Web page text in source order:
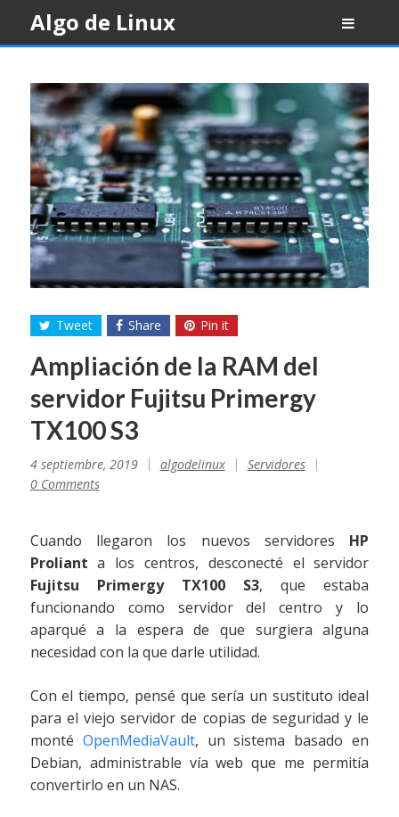
content
Algo de Linux
Tweet Share Pin it
Ampliación de la RAM del
servidor Fujitsu Primergy
TX100 S3
4 septiembre, 2019 algodelinux
Servidores
0 Comments
Cuando llegaron los nuevos servidores HP
Proliant a los centros, desconecté el servidor
Fujitsu Primergy TX100 S3, que estaba
funcionando como servidor del centro y lo
aparqué a la espera de que surgiera alguna
necesidad con la que darle utilidad.
Con el tiempo, pensé que sería un sustituto ideal
para el viejo servidor de copias de seguridad y le
monté OpenMediaVault, un sistema basado en
Debian, administrable vía web que me permitía
convertirlo en un NAS.